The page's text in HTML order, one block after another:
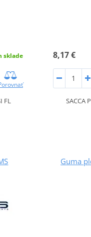
sklade
FL
8,17 €
SACCA
Guma